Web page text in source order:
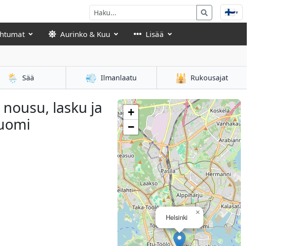
🇫🇮▾
Aurinko & Kuu Lisää
🌦️ Sää 💨 Ilmanlaatu 🕌 Rukousajat
lasku ja
Helsinki
×
+
−